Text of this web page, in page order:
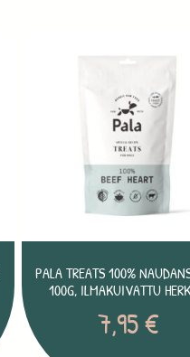
PALA TREATS 100%
100G, ILMAKUIVATTU
7,95€